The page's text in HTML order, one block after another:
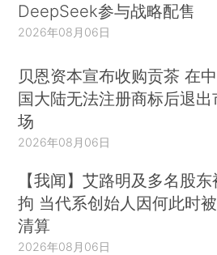
DeepSeek参与战略配售
2026年08月06日
贝恩资本宣布收购贡茶 在中
国大陆无法注册商标后退出
场
2026年08月06日
【我闻】艾路明及多名股东
拘 当代系创始人因何此时被
清算
2026年08月06日